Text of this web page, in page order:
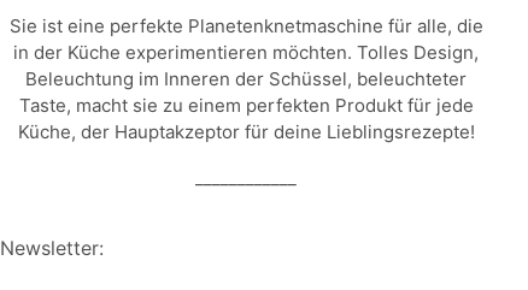
Sie ist eine perfekte Planetenknetmaschine für alle, die
in der Küche experimentieren möchten. Tolles Design,
Beleuchtung im Inneren der Schüssel, beleuchteter
Taste, macht sie zu einem perfekten Produkt für jede
Küche, der Hauptakzeptor für deine Lieblingsrezepte!
Newsletter: